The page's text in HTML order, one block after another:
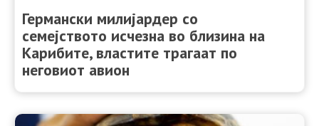
Германски милијардер со
семејството исчезна во близина на
Карибите, властите трагаат по
неговиот авион